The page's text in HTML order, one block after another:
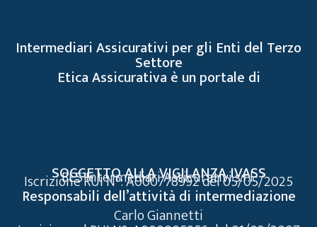
Intermediari Assicurativi per gli Enti del Terzo
Settore
Etica Assicurativa è un portale di
SOGGETTO ALLA VIGILANZA IVASS
BES Intermediari Assicurativi s.r.l.
Iscrizione RUI N°: A000778992 del 05/05/2025
Responsabili dell’attività di intermediazione
Carlo Giannetti